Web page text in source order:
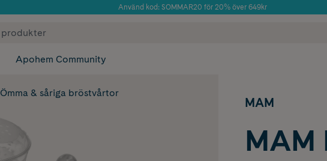
Använd kod: SOMMAR20 för 20% över 649kr
✓ Fri frakt
Apohem Community
Ömma & såriga bröstvårtor
MAM
MAM